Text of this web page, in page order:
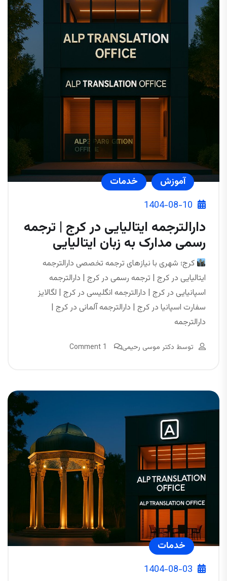
آموزش
خدمات
1404-08-10
دارالترجمه ایتالیایی در کرج | ترجمه
رسمی مدارک به زبان ایتالیایی
کرج؛ شهری با نیازهای ترجمه تخصصی دارالترجمه
ایتالیایی در کرج | ترجمه رسمی در کرج | دارالترجمه
اسپانیایی در کرج | دارالترجمه انگلیسی در کرج | لگالایز
سفارت اسپانیا در کرج | دارالترجمه آلمانی در کرج |
دارالترجمه
توسط دکتر موسی رحیمی 1 Comment
خدمات
1404-08-03